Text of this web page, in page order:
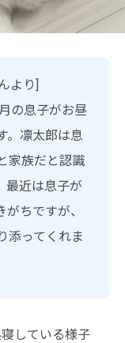
より]
の息子がお昼
。凛太郎は息
家族だと認識
最近は息子が
ちですが、
添ってくれま
している様子